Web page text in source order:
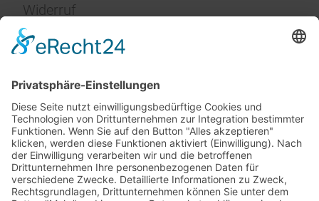
Widerruf
Impressum
Service
FAQ
Zahlungsarten